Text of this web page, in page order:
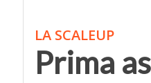
LA SCALEUP
Prima